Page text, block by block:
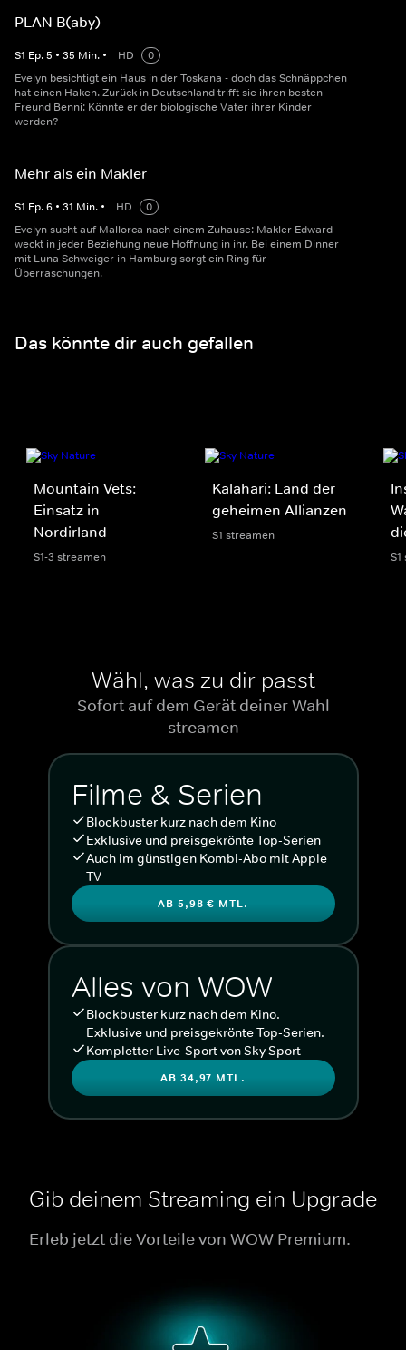
PLAN B(aby)
S1 Ep.5 • 35 Min. • HD
0
Evelyn besichtigt ein Haus in der Toskana - doch das Schnäppchen
hat einen Haken. Zurück in Deutschland trifft sie ihren besten
Freund Benni: Könnte er der biologische Vater ihrer Kinder
werden?
Mehr als ein Makler
S1 Ep.6 • 31 Min. • HD
0
Evelyn sucht auf Mallorca nach einem Zuhause: Makler Edward
weckt in jeder Beziehung neue Hoffnung in ihr. Bei einem Dinner
mit Luna Schweiger in Hamburg sorgt ein Ring für
Überraschungen.
Das könnte dir auch gefallen
Mountain Vets:
Einsatz in
Nordirland
S1-3 streamen
Kalahari: Land der
geheimen Allianzen
S1 streamen
Wähl, was zu dir passt
Sofort auf dem Gerät deiner Wahl
streamen
Filme & Serien
Blockbuster kurz nach dem Kino
Exklusive und preisgekrönte Top-Serien
Auch im günstigen Kombi-Abo mit Apple
TV
AB 5,98 € MTL.
Alles von WOW
Blockbuster kurz nach dem Kino.
Exklusive und preisgekrönte Top-Serien.
Kompletter Live-Sport von Sky Sport
AB 34,97 MTL.
Gib deinem Streaming ein Upgrade
Erleb jetzt die Vorteile von WOW Premium.